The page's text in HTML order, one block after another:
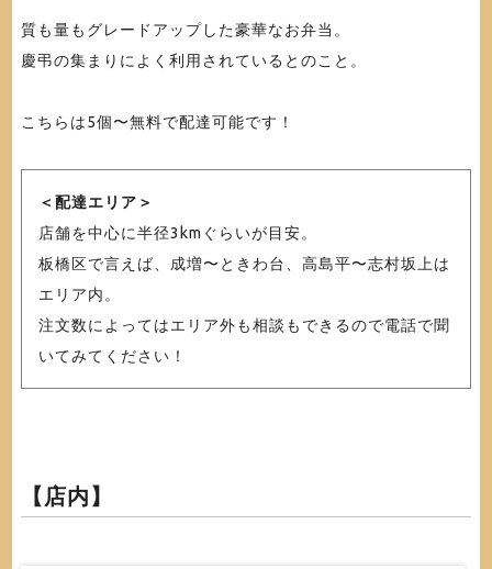
質も量もグレードアップした豪華なお弁当。
慶弔の集まりによく利用されているとのこと。
こちらは5個〜無料で配達可能です！
＜配達エリア＞
店舗を中心に半径3kmぐらいが目安。
板橋区で言えば、成増〜ときわ台、高島平〜志村坂上は
エリア内。
注文数によってはエリア外も相談もできるので電話で聞
いてみてください！
【店内】